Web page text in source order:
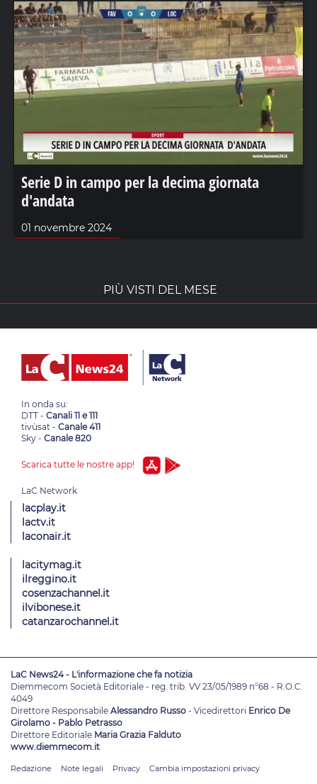
Serie D in campo per la decima giornata
d'andata
01 novembre 2024
PIÙ VISTI DEL MESE
In onda su:
DTT - Canali 11 e 111
tivùsat - Canale 411
Sky - Canale 820
Scarica tutte le nostre app!
lacplay.it
lactv.it
laconair.it
lacitymag.it
ilreggino.it
cosenzachannel.it
ilvibonese.it
catanzarochannel.it
LaC News24 - L'informazione che fa notizia
Diemmecom Società Editoriale - reg. trib. VV 23/05/1989 n°68 - R.O.C.
4049
Direttore Responsabile Alessandro Russo - Vicedirettori Enrico De
Girolamo - Pablo Petrasso
Direttore Editoriale Maria Grazia Falduto
www.diemmecom.it
Redazione Note legali Privacy Cambia impostazioni privacy